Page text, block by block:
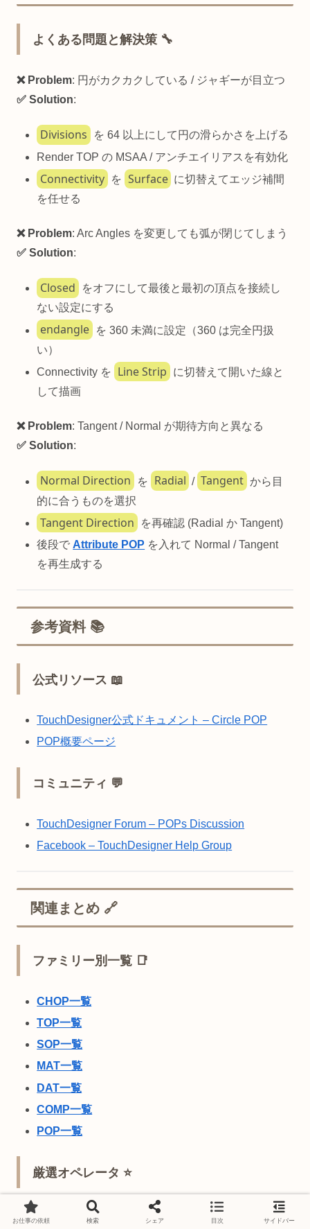
よくある問題と解決策 🔧
❌ Problem: 円がカクカクしている / ジャギーが目立つ
✅ Solution:
Divisions
を 64 以上にして円の滑らかさを上げる
Render TOP の MSAA / アンチエイリアスを有効化
Connectivity を Surface に切替えてエッジ補間
を任せる
❌ Problem: Arc Angles を変更しても弧が閉じてしまう
✅ Solution:
Closed
をオフにして最後と最初の頂点を接続し
ない設定にする
endangle
を 360 未満に設定（360 は完全円扱
い）
Connectivity を
Line Strip
に切替えて開いた線と
して描画
❌ Problem: Tangent / Normal が期待方向と異なる
✅ Solution:
Normal Direction を Radial / Tangent から目
的に合うものを選択
Tangent Direction
を再確認 (Radial か Tangent)
後段で Attribute POP を入れて Normal / Tangent
を再生成する
参考資料 📚
公式リソース 📖
TouchDesigner公式ドキュメント – Circle POP
POP概要ページ
コミュニティ 💬
TouchDesigner Forum – POPs Discussion
Facebook – TouchDesigner Help Group
関連まとめ 🔗
ファミリー別一覧 📑
CHOP一覧
TOP一覧
SOP一覧
MAT一覧
DAT一覧
COMP一覧
POP一覧
厳選オペレータ ⭐
初心者必見！必須オペレータまとめ
お仕事の依頼 検索 シェア 目次 サイドバー